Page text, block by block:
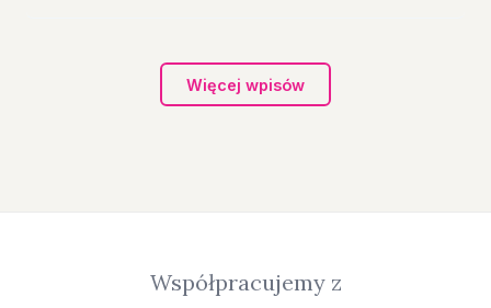
Więcej wpisów
Współpracujemy z